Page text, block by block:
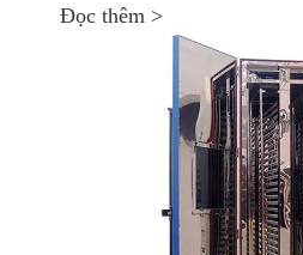
Đọc thêm >